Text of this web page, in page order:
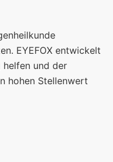
EYEFOX entwickelt
helfen und der
hohen Stellenwert